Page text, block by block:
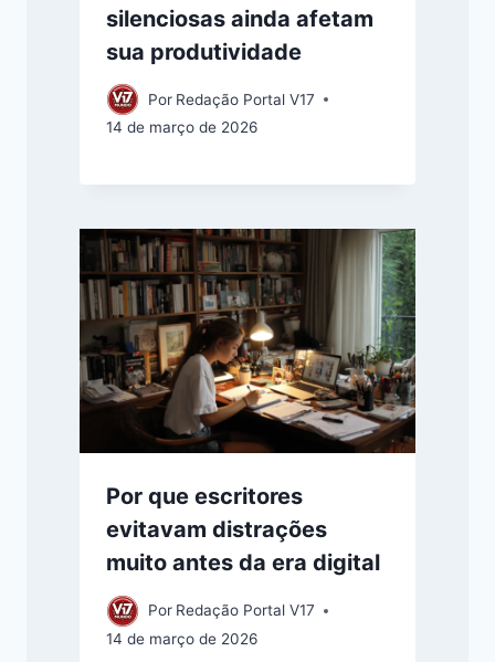
silenciosas ainda afetam
sua produtividade
Por Redação Portal V17
14 de março de 2026
Por que escritores
evitavam distrações
muito antes da era digital
Por Redação Portal V17
14 de março de 2026